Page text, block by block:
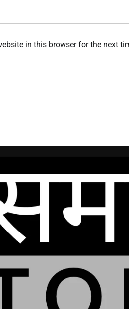
in this browser for the next